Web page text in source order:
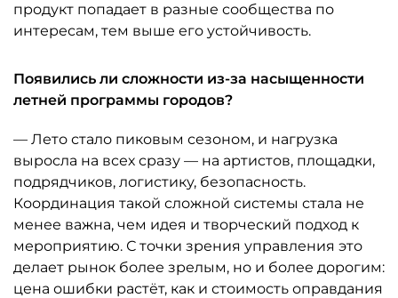
продукт попадает в разные сообщества по
интересам, тем выше его устойчивость.
Появились ли сложности из-за насыщенности
летней программы городов?
— Лето стало пиковым сезоном, и нагрузка
выросла на всех сразу — на артистов, площадки,
подрядчиков, логистику, безопасность.
Координация такой сложной системы стала не
менее важна, чем идея и творческий подход к
мероприятию. С точки зрения управления это
делает рынок более зрелым, но и более дорогим:
цена ошибки растёт, как и стоимость оправдания